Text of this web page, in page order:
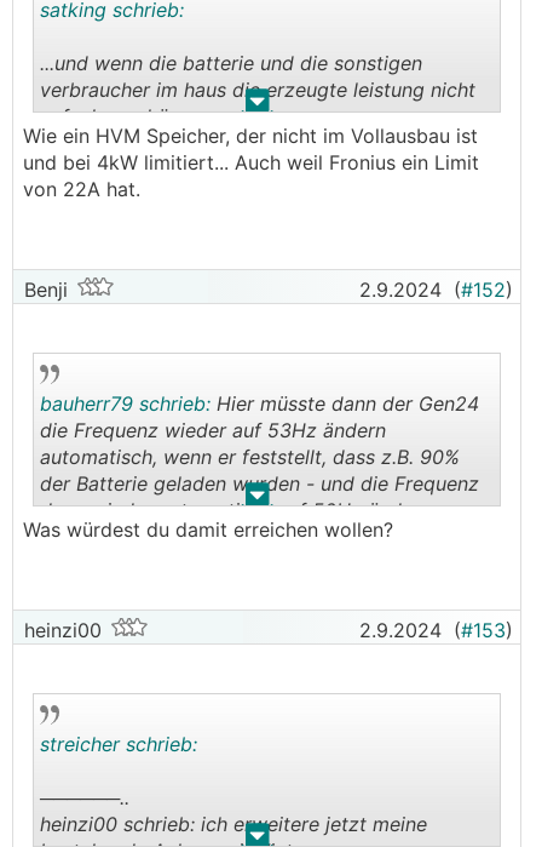
. .
satking schrieb:
...und wenn die batterie und die sonstigen
verbraucher im haus die erzeugte leistung nicht
aufnehmen können......
Wie ein HVM Speicher, der nicht im Vollausbau ist
und bei 4kW limitiert... Auch weil Fronius ein Limit
von 22A hat.
Benji 2.9.2024 (#152)
. .
bauherr79 schrieb: Hier müsste dann der Gen24
die Frequenz wieder auf 53Hz ändern
automatisch, wenn er feststellt, dass z.B. 90%
der Batterie geladen wurden - und die Frequenz
dann wieder automatisch auf 50Hz ändern, wenn
z.B. nur mehr 30% in der Batterie sind.
Was würdest du damit erreichen wollen?
heinzi00 2.9.2024 (#153)
. .
streicher schrieb:
──────..
heinzi00 schrieb: ich erweitere jetzt meine